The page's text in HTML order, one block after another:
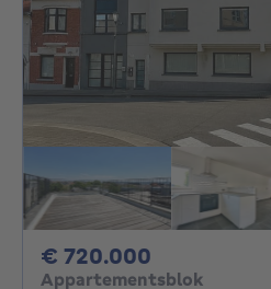
€ 720.000
Appartementsblok